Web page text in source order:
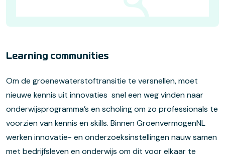
Learning communities
Om de groenewaterstoftransitie te versnellen, moet
nieuwe kennis uit innovaties snel een weg vinden naar
onderwijsprogramma’s en scholing om zo professionals te
voorzien van kennis en skills. Binnen GroenvermogenNL
werken innovatie- en onderzoeksinstellingen nauw samen
met bedrijfsleven en onderwijs om dit voor elkaar te